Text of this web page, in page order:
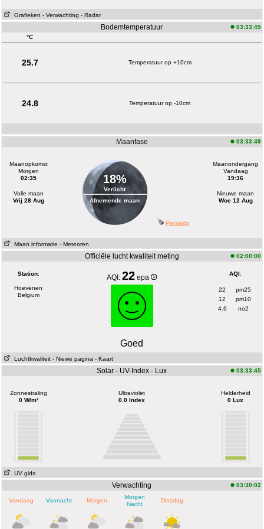
Grafieken - Verwachting - Radar
Bodemtemperatuur
03:33:45
°C
25.7 Temperatuur op +10cm
24.8 Temperatuur op -10cm
Maanfase 03:33:49
Maanopkomst
Morgen
02:35
Volle maan
Vrij 28 Aug
18%
Verlicht
Afnemende maan
Maanondergang
Vandaag
19:36
Nieuwe maan
Woe 12 Aug
Perseids
Maan informatie - Meteoren
Officiële lucht kwaliteit meting 02:00:00
Station:
Hoevenen
Belgium
AQI:22 epa AQI:
22
pm25
12
pm10
4.6
no2
Goed
Luchtkwaliteit - Niewe pagina - Kaart
Solar - UV-Index - Lux 03:33:45
Zonnestraling
0 W/m²
Ultraviolet
0.0 Index
Helderheid
0 Lux
UV gids
Verwachting 03:30:02
Vandaag Vannacht Morgen
Morgen
Nacht
Dinsdag